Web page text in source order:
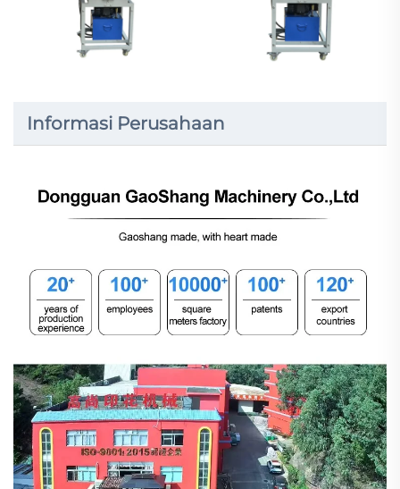
Informasi Perusahaan